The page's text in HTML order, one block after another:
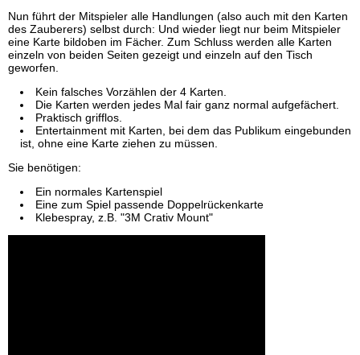
Nun führt der Mitspieler alle Handlungen (also auch mit den Karten
des Zauberers) selbst durch: Und wieder liegt nur beim Mitspieler
eine Karte bildoben im Fächer. Zum Schluss werden alle Karten
einzeln von beiden Seiten gezeigt und einzeln auf den Tisch
geworfen.
Kein falsches Vorzählen der 4 Karten.
Die Karten werden jedes Mal fair ganz normal aufgefächert.
Praktisch grifflos.
Entertainment mit Karten, bei dem das Publikum eingebunden
ist, ohne eine Karte ziehen zu müssen.
Sie benötigen:
Ein normales Kartenspiel
Eine zum Spiel passende Doppelrückenkarte
Klebespray, z.B. "3M Crativ Mount"